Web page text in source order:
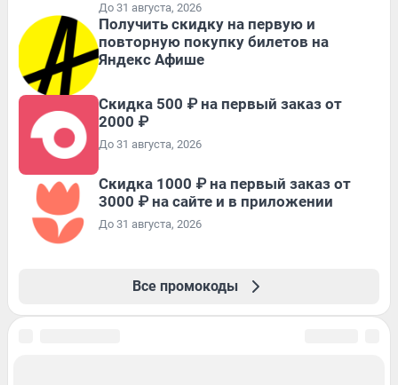
До 31 августа, 2026
Получить скидку на первую и
повторную покупку билетов на
Яндекс Афише
Скидка 500 ₽ на первый заказ от
2000 ₽
До 31 августа, 2026
Скидка 1000 ₽ на первый заказ от
3000 ₽ на сайте и в приложении
До 31 августа, 2026
Все промокоды